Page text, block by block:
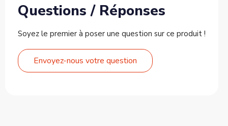
Questions / Réponses
Soyez le premier à poser une question sur ce produit !
Envoyez-nous votre question